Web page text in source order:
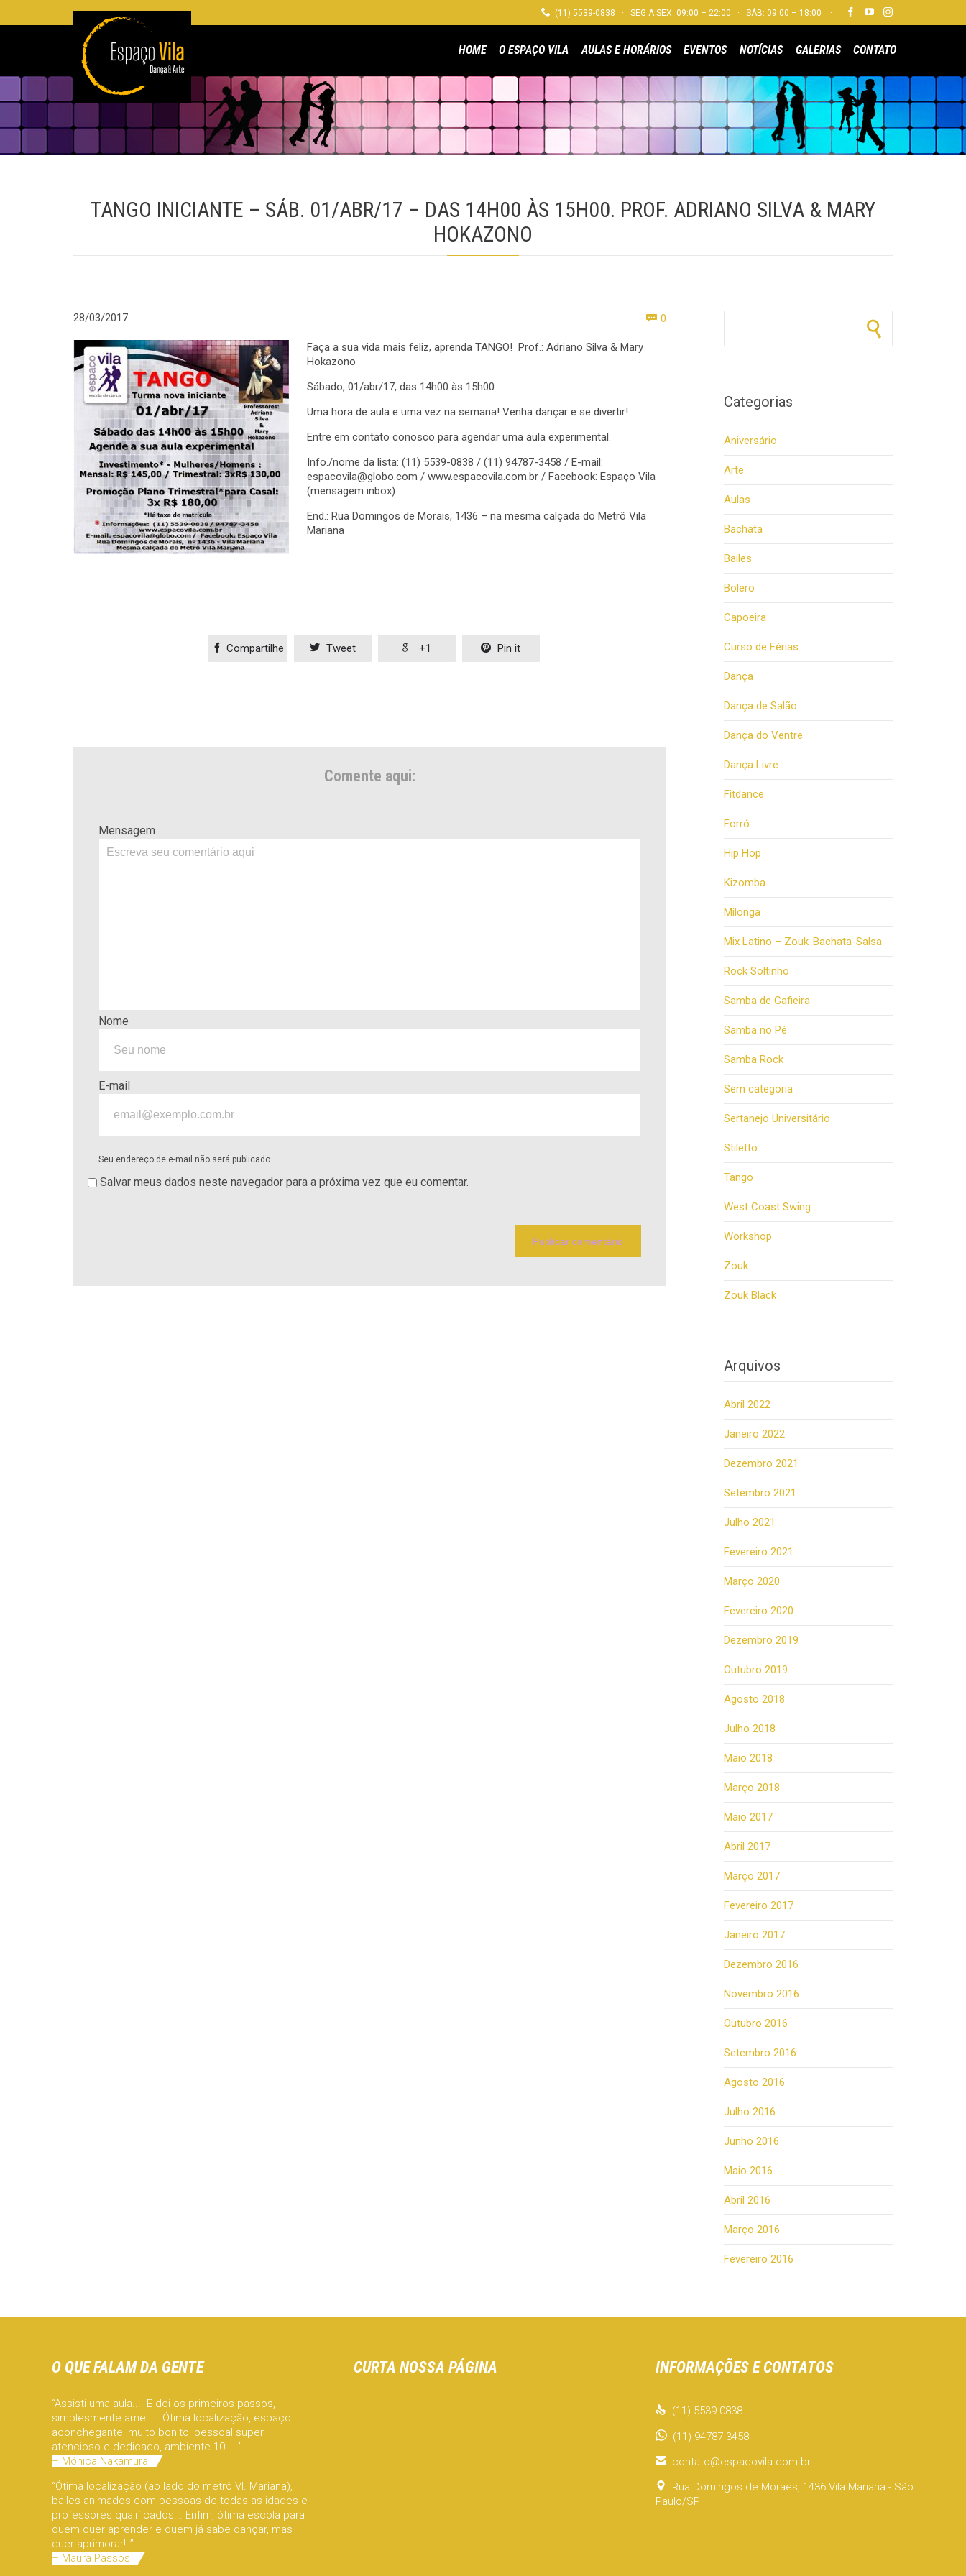
 (11) 5539-0838 · SEG A SEX: 09:00 – 22:00 · SÁB: 09:00 – 18:00 ·  
HOME O ESPAÇO VILA AULAS E HORÁRIOS EVENTOS NOTÍCIAS GALERIAS CONTATO
TANGO INICIANTE – SÁB. 01/ABR/17 – DAS 14H00 ÀS 15H00. PROF. ADRIANO SILVA & MARY
HOKAZONO
28/03/2017  0
Faça a sua vida mais feliz, aprenda TANGO! Prof.: Adriano Silva & Mary
Hokazono
Sábado, 01/abr/17, das 14h00 às 15h00.
Uma hora de aula e uma vez na semana! Venha dançar e se divertir!
Entre em contato conosco para agendar uma aula experimental.
Info./nome da lista: (11) 5539-0838 / (11) 94787-3458 / E-mail:
espacovila@globo.com / www.espacovila.com.br / Facebook: Espaço Vila
(mensagem inbox)
End.: Rua Domingos de Morais, 1436 – na mesma calçada do Metrô Vila
Mariana
 Compartilhe  Tweet  +1  Pin it
Comente aqui:
Mensagem
Nome
E-mail
Seu endereço de e-mail não será publicado.
Salvar meus dados neste navegador para a próxima vez que eu comentar.
Categorias
Aniversário
Arte
Aulas
Bachata
Bailes
Bolero
Capoeira
Curso de Férias
Dança
Dança de Salão
Dança do Ventre
Dança Livre
Fitdance
Forró
Hip Hop
Kizomba
Milonga
Mix Latino – Zouk-Bachata-Salsa
Rock Soltinho
Samba de Gafieira
Samba no Pé
Samba Rock
Sem categoria
Sertanejo Universitário
Stiletto
Tango
West Coast Swing
Workshop
Zouk
Zouk Black
Arquivos
Abril 2022
Janeiro 2022
Dezembro 2021
Setembro 2021
Julho 2021
Fevereiro 2021
Março 2020
Fevereiro 2020
Dezembro 2019
Outubro 2019
Agosto 2018
Julho 2018
Maio 2018
Março 2018
Maio 2017
Abril 2017
Março 2017
Fevereiro 2017
Janeiro 2017
Dezembro 2016
Novembro 2016
Outubro 2016
Setembro 2016
Agosto 2016
Julho 2016
Junho 2016
Maio 2016
Abril 2016
Março 2016
Fevereiro 2016
O QUE FALAM DA GENTE
“Assisti uma aula.... E dei os primeiros passos,
simplesmente amei.....Ótima localização, espaço
aconchegante, muito bonito, pessoal super
atencioso e dedicado, ambiente 10.....”
– Mônica Nakamura
“Ótima localização (ao lado do metrô Vl. Mariana),
bailes animados com pessoas de todas as idades e
professores qualificados... Enfim, ótima escola para
quem quer aprender e quem já sabe dançar, mas
quer aprimorar!!!”
– Maura Passos
CURTA NOSSA PÁGINA INFORMAÇÕES E CONTATOS
 (11) 5539-0838
(11) 94787-3458
 contato@espacovila.com.br

Rua Domingos de Moraes, 1436 Vila Mariana - São
Paulo/SP